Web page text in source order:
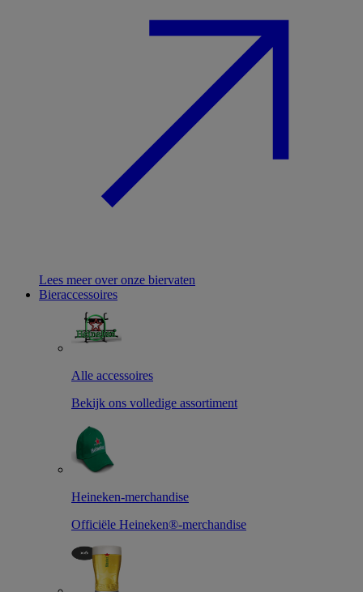
Lees meer over onze biervaten
Bieraccessoires
Alle accessoires
Bekijk ons volledige assortiment
Heineken-merchandise
Officiële Heineken®-merchandise